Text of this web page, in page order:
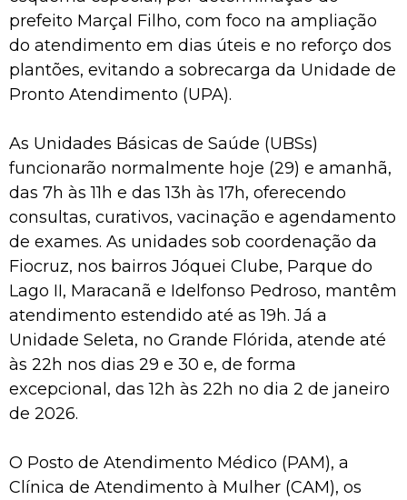
prefeito Marçal Filho, com foco na ampliação
do atendimento em dias úteis e no reforço dos
plantões, evitando a sobrecarga da Unidade de
Pronto Atendimento (UPA).
As Unidades Básicas de Saúde (UBSs)
funcionarão normalmente hoje (29) e amanhã,
das 7h às 11h e das 13h às 17h, oferecendo
consultas, curativos, vacinação e agendamento
de exames. As unidades sob coordenação da
Fiocruz, nos bairros Jóquei Clube, Parque do
Lago II, Maracanã e Idelfonso Pedroso, mantêm
atendimento estendido até as 19h. Já a
Unidade Seleta, no Grande Flórida, atende até
às 22h nos dias 29 e 30 e, de forma
excepcional, das 12h às 22h no dia 2 de janeiro
de 2026.
O Posto de Atendimento Médico (PAM), a
Clínica de Atendimento à Mulher (CAM), os